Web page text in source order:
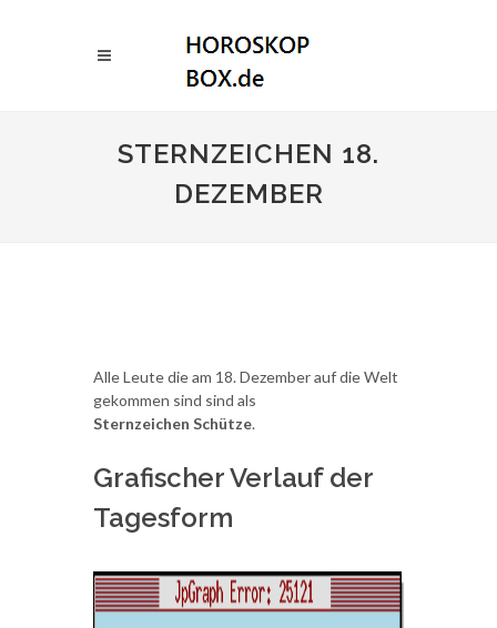
STERNZEICHEN 18.
DEZEMBER
Alle Leute die am 18. Dezember auf die Welt
gekommen sind sind als
Sternzeichen Schütze.
Grafischer Verlauf der
Tagesform